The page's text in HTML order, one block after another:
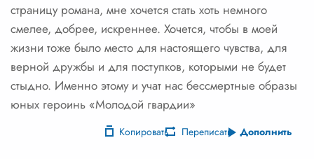
страницу романа, мне хочется стать хоть немного
смелее, добрее, искреннее. Хочется, чтобы в моей
жизни тоже было место для настоящего чувства, для
верной дружбы и для поступков, которыми не будет
стыдно. Именно этому и учат нас бессмертные образы
юных героинь «Молодой гвардии»
Копировать Переписать Дополнить